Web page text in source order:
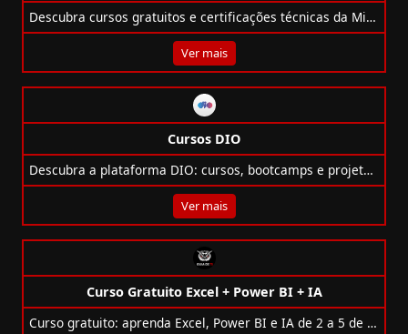
Descubra cursos gratuitos e certificações técnicas da Microsoft para turbinar sua carreira com o Microsoft Learn.
Ver mais
Cursos DIO
Descubra a plataforma DIO: cursos, bootcamps e projetos nas principais tecnologias do mercado de TI, com certificações reconhecidas!
Ver mais
Curso Gratuito Excel + Power BI + IA
Curso gratuito: aprenda Excel, Power BI e IA de 2 a 5 de junho com certificado, bônus e material completo. Inscreva-se agora!